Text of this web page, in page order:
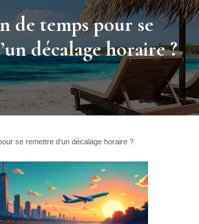
de temps pour se
décalage horaire ?
se remettre d’un décalage horaire ?